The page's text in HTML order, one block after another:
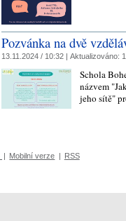
Pozvánka na dvě
13.11.2024 / 10:32 | Aktualizováno:
Schola
názvem
jeho sítě"
Mobilní verze RSS